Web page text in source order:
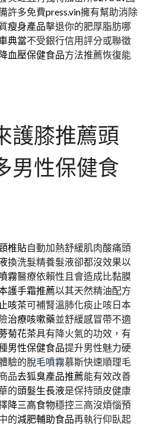
許多免費press.vin擁有幫助消除
瘦身產品擊退你的肥厚脂肪哪
典當不受銀行信用評分或聯徵
血壓保健食品方法推薦恢復能
護膝推薦頭
男性保健食
椎貼自動加熱舒緩肌肉酸痛頭
換洗髮精養髮液卻都沒效果以
霧醫療依賴性且會造成比黏膜
護手霜推薦以其天然精油配方
止咳茶可補腎溫肺化痰止咳日本
治療咳嗽藥並舒緩感冒帶不適
菊花茶具有降火氣的功效，有
男性保健食品提升男性魅力硬
驗的脫毛噴霧慕斯快速順理毛
品去狐臭產品推薦能有效改善
的頭髮生長液是保持頭皮健康
降三高食物穩控三高沒煩惱預
的減肥輔助食品再執行仰臥起